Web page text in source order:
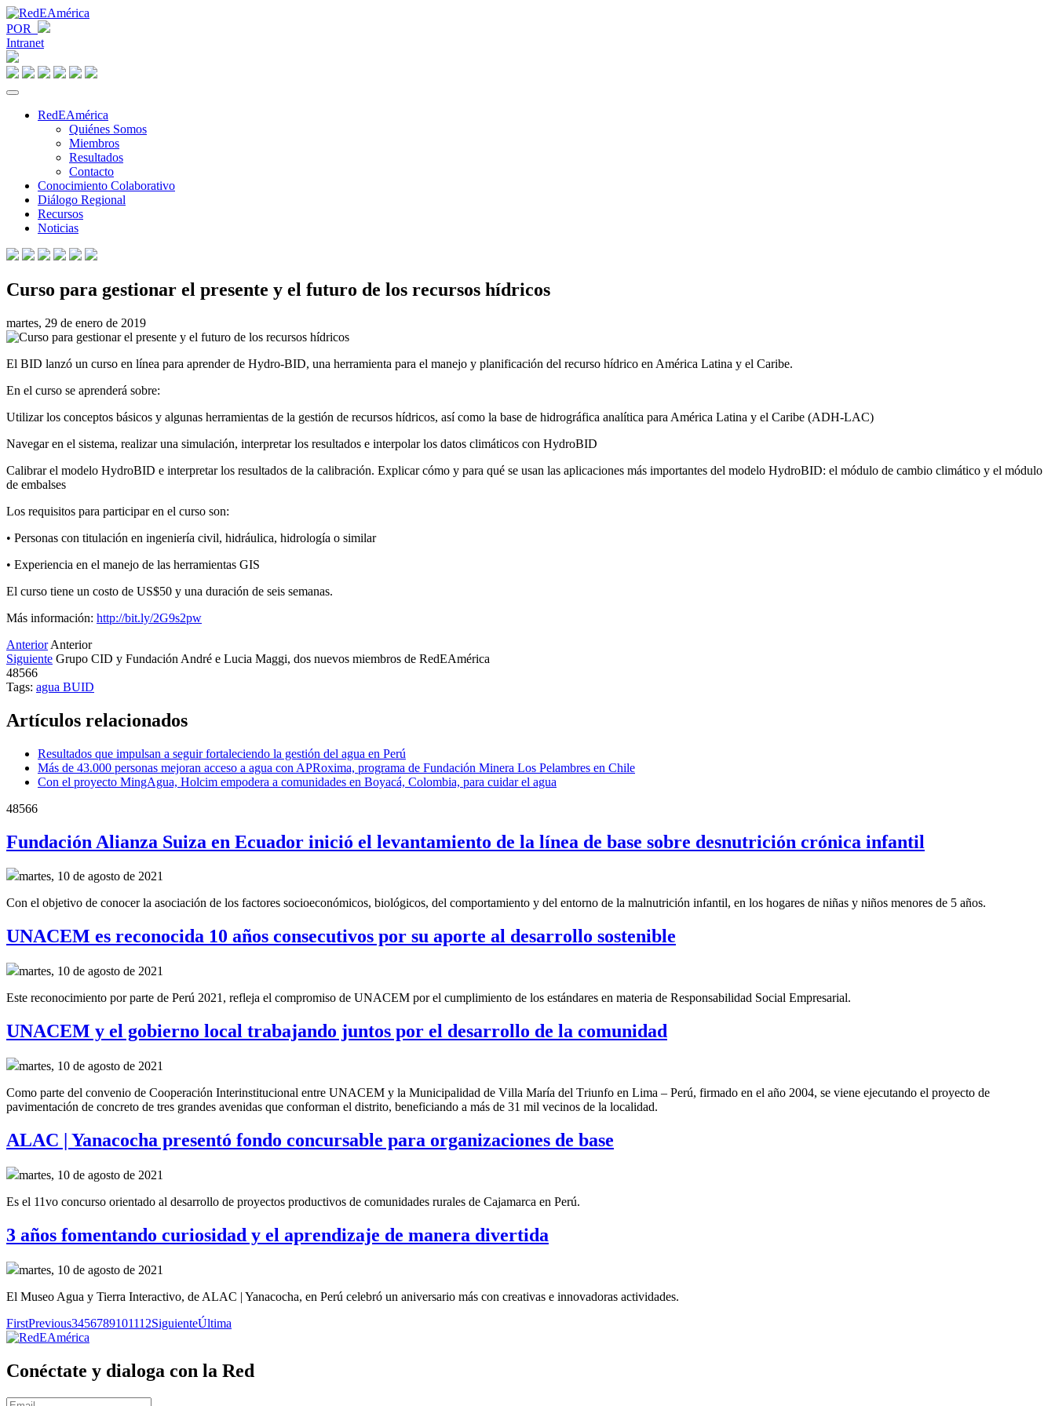
POR
Intranet
RedEAmérica
Quiénes Somos
Miembros
Resultados
Contacto
Conocimiento Colaborativo
Diálogo Regional
Recursos
Noticias
Curso para gestionar el presente y el futuro de los recursos hídricos
martes, 29 de enero de 2019
El BID lanzó un curso en línea para aprender de Hydro-BID, una herramienta para el manejo y planificación del recurso hídrico en América Latina y el Caribe.
En el curso se aprenderá sobre:
Utilizar los conceptos básicos y algunas herramientas de la gestión de recursos hídricos, así como la base de hidrográfica analítica para América Latina y el Caribe (ADH-LAC)
Navegar en el sistema, realizar una simulación, interpretar los resultados e interpolar los datos climáticos con HydroBID
Calibrar el modelo HydroBID e interpretar los resultados de la calibración. Explicar cómo y para qué se usan las aplicaciones más importantes del modelo HydroBID: el módulo de cambio climático y el módulo
de embalses
Los requisitos para participar en el curso son:
• Personas con titulación en ingeniería civil, hidráulica, hidrología o similar
• Experiencia en el manejo de las herramientas GIS
El curso tiene un costo de US$50 y una duración de seis semanas.
Más información: http://bit.ly/2G9s2pw
Anterior Anterior
Siguiente Grupo CID y Fundación André e Lucia Maggi, dos nuevos miembros de RedEAmérica
48566
Tags: agua BUID
Artículos relacionados
Resultados que impulsan a seguir fortaleciendo la gestión del agua en Perú
Más de 43.000 personas mejoran acceso a agua con APRoxima, programa de Fundación Minera Los Pelambres en Chile
Con el proyecto MingAgua, Holcim empodera a comunidades en Boyacá, Colombia, para cuidar el agua
48566
Fundación Alianza Suiza en Ecuador inició el levantamiento de la línea de base sobre desnutrición crónica infantil
martes, 10 de agosto de 2021
Con el objetivo de conocer la asociación de los factores socioeconómicos, biológicos, del comportamiento y del entorno de la malnutrición infantil, en los hogares de niñas y niños menores de 5 años.
UNACEM es reconocida 10 años consecutivos por su aporte al desarrollo sostenible
martes, 10 de agosto de 2021
Este reconocimiento por parte de Perú 2021, refleja el compromiso de UNACEM por el cumplimiento de los estándares en materia de Responsabilidad Social Empresarial.
UNACEM y el gobierno local trabajando juntos por el desarrollo de la comunidad
martes, 10 de agosto de 2021
Como parte del convenio de Cooperación Interinstitucional entre UNACEM y la Municipalidad de Villa María del Triunfo en Lima – Perú, firmado en el año 2004, se viene ejecutando el proyecto de
pavimentación de concreto de tres grandes avenidas que conforman el distrito, beneficiando a más de 31 mil vecinos de la localidad.
ALAC | Yanacocha presentó fondo concursable para organizaciones de base
martes, 10 de agosto de 2021
Es el 11vo concurso orientado al desarrollo de proyectos productivos de comunidades rurales de Cajamarca en Perú.
3 años fomentando curiosidad y el aprendizaje de manera divertida
martes, 10 de agosto de 2021
El Museo Agua y Tierra Interactivo, de ALAC | Yanacocha, en Perú celebró un aniversario más con creativas e innovadoras actividades.
FirstPrevious3456789101112SiguienteÚltima
Conéctate y dialoga con la Red